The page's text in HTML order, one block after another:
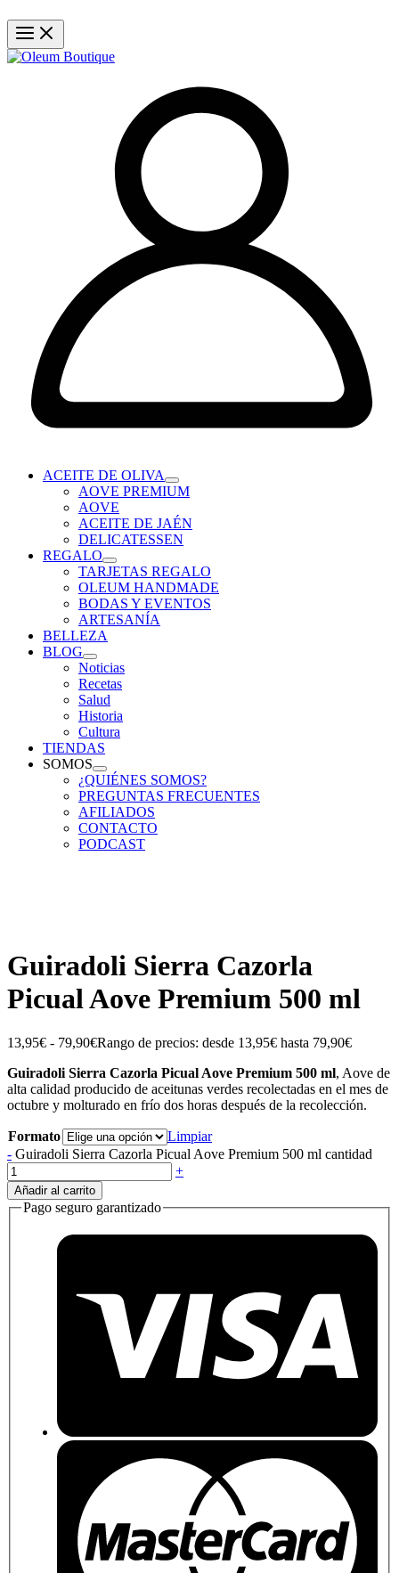
ACEITE DE OLIVA
AOVE PREMIUM
AOVE
ACEITE DE JAÉN
DELICATESSEN
REGALO
TARJETAS REGALO
OLEUM HANDMADE
BODAS Y EVENTOS
ARTESANÍA
BELLEZA
BLOG
Noticias
Recetas
Salud
Historia
Cultura
TIENDAS
SOMOS
¿QUIÉNES SOMOS?
PREGUNTAS FRECUENTES
AFILIADOS
CONTACTO
PODCAST
Guiradoli Sierra Cazorla
Picual Aove Premium 500 ml
13,95€ - 79,90€Rango de precios: desde 13,95€ hasta 79,90€
Guiradoli Sierra Cazorla Picual Aove Premium 500 ml, Aove de
alta calidad producido de aceitunas verdes recolectadas en el mes de
octubre y molturado en frío dos horas después de la recolección.
Formato
Limpiar
- Guiradoli Sierra Cazorla Picual Aove Premium 500 ml cantidad
+
Añadir al carrito
Pago seguro garantizado